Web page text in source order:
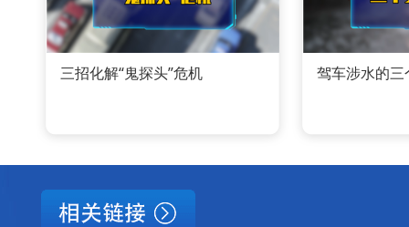
三招化解“鬼探头”危机 驾车涉水的